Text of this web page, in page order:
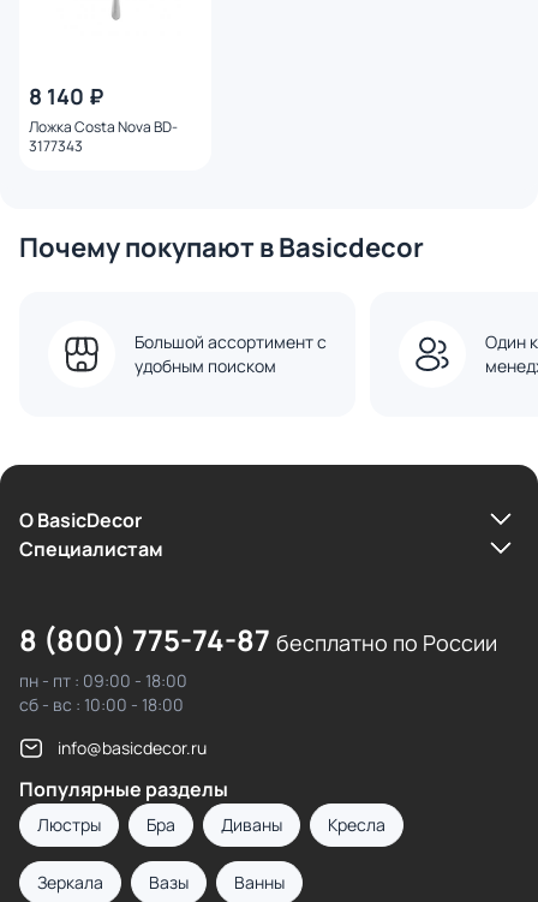
8 140 ₽
Ложка Costa Nova BD-
3177343
Почему покупают в Basicdecor
Большой ассортимент с
удобным поиском
Один
О BasicDecor
Cпециалистам
8 (800) 775-74-87 бесплатно по России
пн - пт : 09:00 - 18:00
сб - вс : 10:00 - 18:00
info@basicdecor.ru
Популярные разделы
Люстры Бра Диваны Кресла
Зеркала Вазы Ванны